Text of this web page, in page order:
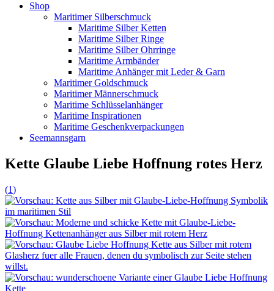
Shop
Maritimer Silberschmuck
Maritime Silber Ketten
Maritime Silber Ringe
Maritime Silber Ohrringe
Maritime Armbänder
Maritime Anhänger mit Leder & Garn
Maritimer Goldschmuck
Maritimer Männerschmuck
Maritime Schlüsselanhänger
Maritime Inspirationen
Maritime Geschenkverpackungen
Seemannsgarn
Kette Glaube Liebe Hoffnung rotes Herz
(1)